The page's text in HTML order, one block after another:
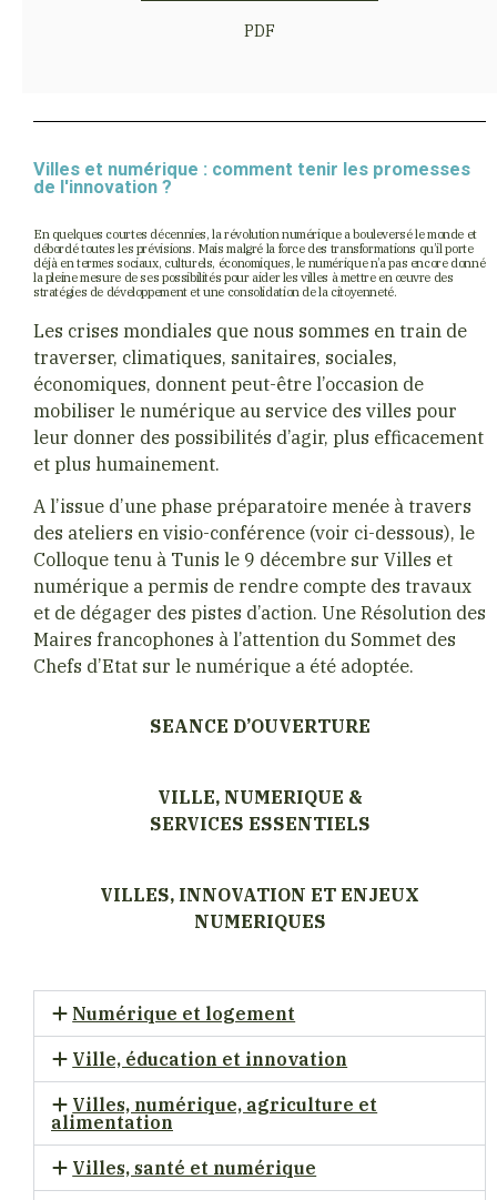
PDF
Villes et numérique : comment tenir les promesses
de l'innovation ?
En quelques courtes décennies, la révolution numérique a bouleversé le monde et
débordé toutes les prévisions. Mais malgré la force des transformations qu’il porte
déjà en termes sociaux, culturels, économiques, le numérique n’a pas encore donné
la pleine mesure de ses possibilités pour aider les villes à mettre en œuvre des
stratégies de développement et une consolidation de la citoyenneté.
Les crises mondiales que nous sommes en train de
traverser, climatiques, sanitaires, sociales,
économiques, donnent peut-être l’occasion de
mobiliser le numérique au service des villes pour
leur donner des possibilités d’agir, plus efficacement
et plus humainement.
A l’issue d’une phase préparatoire menée à travers
des ateliers en visio-conférence (voir ci-dessous), le
Colloque tenu à Tunis le 9 décembre sur Villes et
numérique a permis de rendre compte des travaux
et de dégager des pistes d’action. Une Résolution des
Maires francophones à l’attention du Sommet des
Chefs d’Etat sur le numérique a été adoptée.
SEANCE D’OUVERTURE
VILLE, NUMERIQUE &
SERVICES ESSENTIELS
VILLES, INNOVATION ET ENJEUX
NUMERIQUES
Numérique et logement
Ville, éducation et innovation
Villes, numérique, agriculture et
alimentation
Villes, santé et numérique